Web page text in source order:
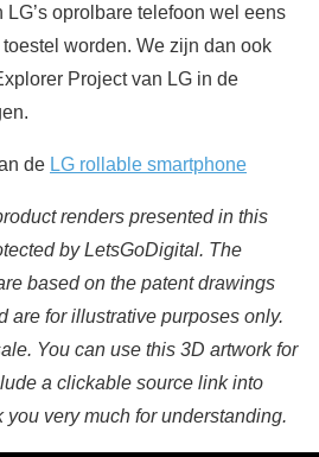
oprolbare telefoon wel eens
worden. We zijn dan ook
Project van LG in de
de LG rollable smartphone
renders presented in this
by LetsGoDigital. The
based on the patent drawings
are for illustrative purposes only.
You can use this 3D artwork for
a clickable source link into
very much for understanding.